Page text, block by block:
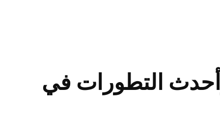
وأحدث التطورات في